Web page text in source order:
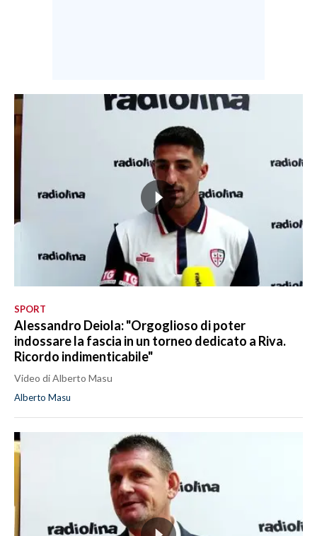
SPORT
Alessandro Deiola: "Orgoglioso di poter
indossare la fascia in un torneo dedicato a Riva.
Ricordo indimenticabile"
Video di Alberto Masu
Alberto Masu